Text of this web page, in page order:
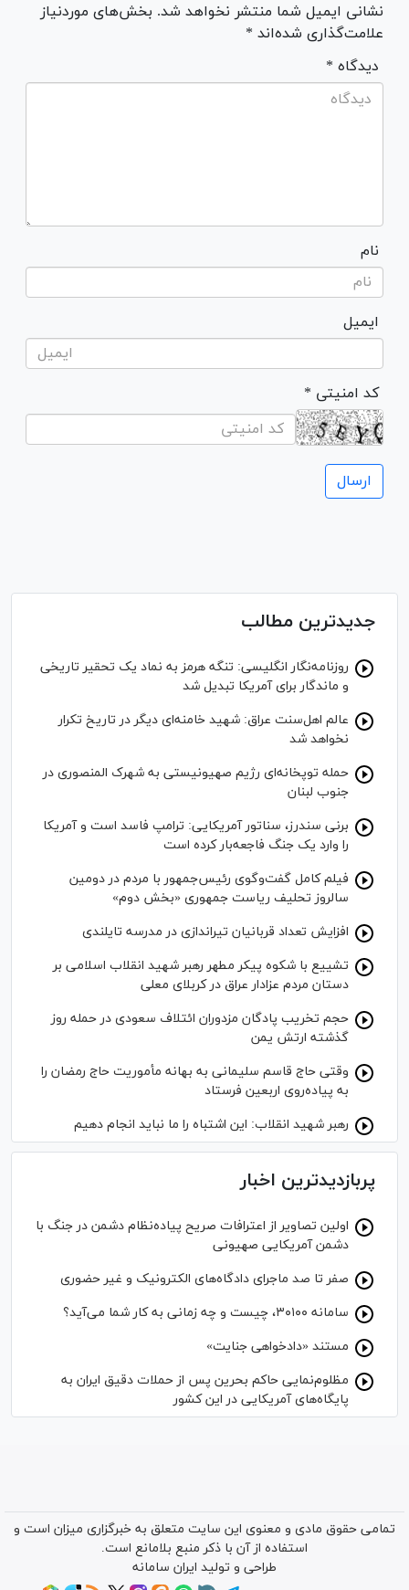
نشانی ایمیل شما منتشر نخواهد شد. بخش‌های موردنیاز
علامت‌گذاری شده‌اند *
* دیدگاه
نام
ایمیل
* کد امنیتی
جدیدترین مطالب
روزنامه‌نگار انگلیسی: تنگه هرمز به نماد یک تحقیر تاریخی
و ماندگار برای آمریکا تبدیل شد
عالم اهل‌سنت عراق: شهید خامنه‌ای دیگر در تاریخ تکرار
نخواهد شد
حمله توپخانه‌ای رژیم صهیونیستی به شهرک المنصوری در
جنوب لبنان
برنی سندرز، سناتور آمریکایی: ترامپ فاسد است و آمریکا
را وارد یک جنگ فاجعه‌بار کرده است
فیلم کامل گفت‌وگوی رئیس‌جمهور با مردم در دومین
سالروز تحلیف ریاست جمهوری «بخش دوم»
افزایش تعداد قربانیان تیراندازی در مدرسه تایلندی
تشییع با شکوه پیکر مطهر رهبر شهید انقلاب اسلامی بر
دستان مردم عزادار عراق در کربلای معلی
حجم تخریب پادگان مزدوران ائتلاف سعودی در حمله روز
گذشته ارتش یمن
وقتی حاج قاسم سلیمانی به بهانه مأموریت حاج رمضان را
به پیاده‌روی اربعین فرستاد
رهبر شهید انقلاب: این اشتباه را ما نباید انجام دهیم
پربازدیدترین اخبار
اولین تصاویر از اعترافات صریح پیاده‌نظام‌ دشمن در جنگ با
دشمن آمریکایی صهیونی
صفر تا صد ماجرای دادگاه‌های الکترونیک و غیر حضوری
سامانه ۳۰۱۰۰، چیست و چه زمانی به کار شما می‌آید؟
مستند «دادخواهی جنایت»
مظلوم‌نمایی حاکم بحرین پس از حملات دقیق ایران به
پایگاه‌های آمریکایی در این کشور
تمامی حقوق مادی و معنوی این سایت متعلق به خبرگزاری میزان است و
استفاده از آن با ذکر منبع بلامانع است.
طراحی و تولید ایران سامانه